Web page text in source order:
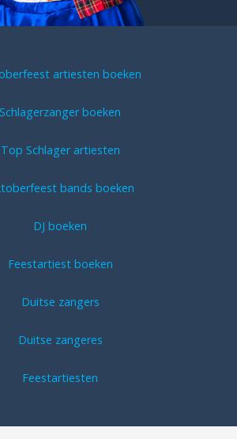
artiesten boeken
Schlagerzanger boeken
Top Schlager artiesten
bands boeken
DJ boeken
Feestartiest boeken
Duitse zangers
Duitse zangeres
Feestartiesten